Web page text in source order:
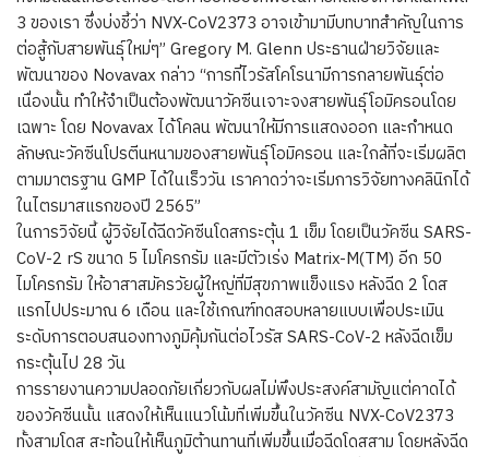
3 ของเรา ซึ่งบ่งชี้ว่า NVX-CoV2373 อาจเข้ามามีบทบาทสำคัญในการ
ต่อสู้กับสายพันธุ์ใหม่ๆ” Gregory M. Glenn ประธานฝ่ายวิจัยและ
พัฒนาของ Novavax กล่าว “การที่ไวรัสโคโรนามีการกลายพันธุ์ต่อ
เนื่องนั้น ทำให้จำเป็นต้องพัฒนาวัคซีนเจาะจงสายพันธุ์โอมิครอนโดย
เฉพาะ โดย Novavax ได้โคลน พัฒนาให้มีการแสดงออก และกำหนด
ลักษณะวัคซีนโปรตีนหนามของสายพันธุ์โอมิครอน และใกล้ที่จะเริ่มผลิต
ตามมาตรฐาน GMP ได้ในเร็ววัน เราคาดว่าจะเริ่มการวิจัยทางคลินิกได้
ในไตรมาสแรกของปี 2565”
ในการวิจัยนี้ ผู้วิจัยได้ฉีดวัคซีนโดสกระตุ้น 1 เข็ม โดยเป็นวัคซีน SARS-
CoV-2 rS ขนาด 5 ไมโครกรัม และมีตัวเร่ง Matrix-M(TM) อีก 50
ไมโครกรัม ให้อาสาสมัครวัยผู้ใหญ่ที่มีสุขภาพแข็งแรง หลังฉีด 2 โดส
แรกไปประมาณ 6 เดือน และใช้เกณฑ์ทดสอบหลายแบบเพื่อประเมิน
ระดับการตอบสนองทางภูมิคุ้มกันต่อไวรัส SARS-CoV-2 หลังฉีดเข็ม
กระตุ้นไป 28 วัน
การรายงานความปลอดภัยเกี่ยวกับผลไม่พึงประสงค์สามัญแต่คาดได้
ของวัคซีนนั้น แสดงให้เห็นแนวโน้มที่เพิ่มขึ้นในวัคซีน NVX-CoV2373
ทั้งสามโดส สะท้อนให้เห็นภูมิต้านทานที่เพิ่มขึ้นเมื่อฉีดโดสสาม โดยหลังฉีด